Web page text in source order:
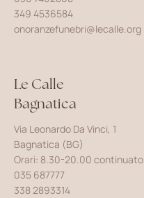
349 4536584
onoranzefunebri@lecalle.org
Le Calle
Bagnatica
Via Leonardo Da Vinci, 1
Bagnatica (BG)
Orari: 8.30-20.00 continuato
035 687777
338 2893314